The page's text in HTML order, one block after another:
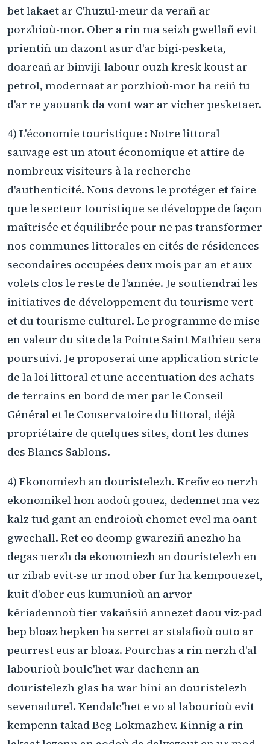
bet lakaet ar C'huzul-meur da verañ ar
porzhioù-mor. Ober a rin ma seizh gwellañ evit
prientiñ un dazont asur d'ar bigi-pesketa,
doareañ ar binviji-labour ouzh kresk koust ar
petrol, modernaat ar porzhioù-mor ha reiñ tu
d'ar re yaouank da vont war ar vicher pesketaer.
4) L'économie touristique : Notre littoral
sauvage est un atout économique et attire de
nombreux visiteurs à la recherche
d'authenticité. Nous devons le protéger et faire
que le secteur touristique se développe de façon
maîtrisée et équilibrée pour ne pas transformer
nos communes littorales en cités de résidences
secondaires occupées deux mois par an et aux
volets clos le reste de l'année. Je soutiendrai les
initiatives de développement du tourisme vert
et du tourisme culturel. Le programme de mise
en valeur du site de la Pointe Saint Mathieu sera
poursuivi. Je proposerai une application stricte
de la loi littoral et une accentuation des achats
de terrains en bord de mer par le Conseil
Général et le Conservatoire du littoral, déjà
propriétaire de quelques sites, dont les dunes
des Blancs Sablons.
4) Ekonomiezh an douristelezh. Kreñv eo nerzh
ekonomikel hon aodoù gouez, dedennet ma vez
kalz tud gant an endroioù chomet evel ma oant
gwechall. Ret eo deomp gwareziñ anezho ha
degas nerzh da ekonomiezh an douristelezh en
ur zibab evit-se ur mod ober fur ha kempouezet,
kuit d'ober eus kumunioù an arvor
kêriadennoù tier vakañsiñ annezet daou viz-pad
bep bloaz hepken ha serret ar stalafioù outo ar
peurrest eus ar bloaz. Pourchas a rin nerzh d'al
labourioù boulc'het war dachenn an
douristelezh glas ha war hini an douristelezh
sevenadurel. Kendalc'het e vo al labourioù evit
kempenn takad Beg Lokmazhev. Kinnig a rin